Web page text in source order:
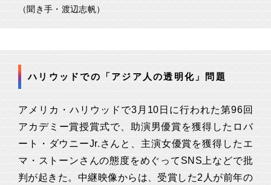
（聞き手・渡辺志帆）
ハリウッドでの「アジア人の透明化」問題
アメリカ・ハリウッドで3月10日に行われた第96回
アカデミー賞授賞式で、助演男優賞を獲得したロバ
ート・ダウニーJr.さんと、主演女優賞を獲得したエ
マ・ストーンさんの態度をめぐってSNS上などで批
判が起きた。中継映像からは、受賞した2人が前年の